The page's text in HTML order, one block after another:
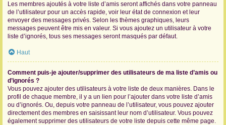
Les membres ajoutés à votre liste d’amis seront affichés dans votre panneau
de l’utilisateur pour un accès rapide, voir leur état de connexion et leur
envoyer des messages privés. Selon les thèmes graphiques, leurs
messages peuvent être mis en valeur. Si vous ajoutez un utilisateur à votre
liste d’ignorés, tous ses messages seront masqués par défaut.
Haut
Comment puis-je ajouter/supprimer des utilisateurs de ma liste d’amis ou
d’ignorés ?
Vous pouvez ajouter des utilisateurs à votre liste de deux manières. Dans le
profil de chaque membre, il y a un lien pour l’ajouter dans votre liste d’amis
ou d’ignorés. Ou, depuis votre panneau de l’utilisateur, vous pouvez ajouter
directement des membres en saisissant leur nom d’utilisateur. Vous pouvez
également supprimer des utilisateurs de votre liste depuis cette même page.